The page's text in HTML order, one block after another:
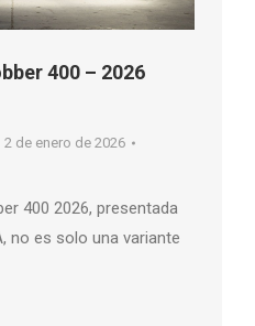
400 – 2026
2 de enero de 2026
400 2026, presentada
no es solo una variante